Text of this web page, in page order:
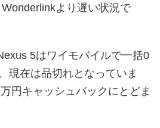
より遅い状況で
5はワイモバイルで一括0
現在は品切れとなっていま
円キャッシュバックにとどま